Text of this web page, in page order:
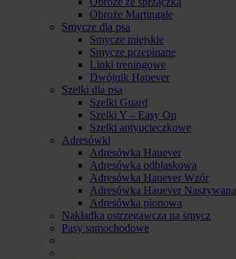
Obroże Martingale
Smycze dla psa
Smycze miejskie
Smycze przepinane
Linki treningowe
Dwójnik Hauever
Szelki dla psa
Szelki Guard
Szelki Y – Easy On
Szelki antyucieczkowe
Adresówki
Adresówka Hauever
Adresówka odblaskowa
Adresówka Hauever Wzór
Adresówka Hauever Naszywana
Adresówka pionowa
Nakładka ostrzegawcza na smycz
Pasy samochodowe